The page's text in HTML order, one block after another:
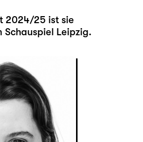
2024/25 ist sie
Leipzig.